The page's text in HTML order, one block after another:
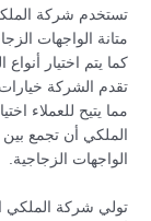
تستخدم شركة
متانة الواجهات
كما يتم اختيار
تقدم الشركة
مما يتيح للعملاء
الملكي أن تجمع
الواجهات الزجاجية.
تولي شركة الملكي